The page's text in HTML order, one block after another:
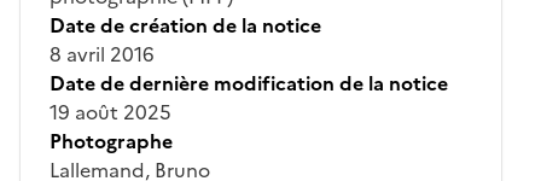
Date de création de la notice
8 avril 2016
Date de dernière modification de la notice
19 août 2025
Photographe
Lallemand, Bruno